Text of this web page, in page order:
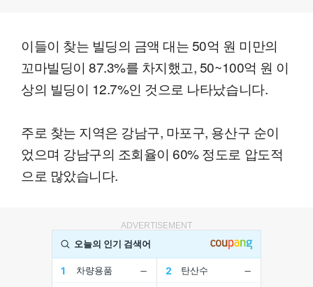
이들이 찾는 빌딩의 금액 대는 50억 원 미만의
꼬마빌딩이 87.3%를 차지했고, 50~100억 원 이
상의 빌딩이 12.7%인 것으로 나타났습니다.
주로 찾는 지역은 강남구, 마포구, 용산구 순이
었으며 강남구의 조회율이 60% 정도로 압도적
으로 많았습니다.
ADVERTISEMENT